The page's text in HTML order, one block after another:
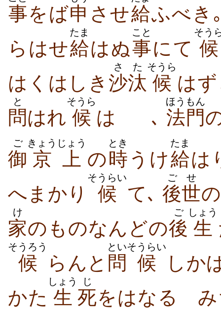
事をば申 させ給ふべき
らはせ給
たま
はぬ事
こと
にて 候
そう
はくはしき 沙汰
さた
候
そうら
は
問
と
はれ 候
そうら
は ゞ､ 法門
ほうもん
御
ご
京上
きょうじょう
の時
とき
うけ給
たま
は
へまかり
候
そうらい
て､ 後世
ごせ
の
家
け
のものなんどの後
ご
生
しょう
候
そうろう
らんと 問
とい
候
そうらい
しか
かた 生
しょう
死
じ
をはなるゝ